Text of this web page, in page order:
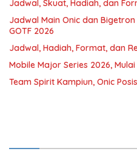
Jadwal, Skuat, Hadiah, dan
Jadwal Main Onic dan
GOTF 2026
Jadwal, Hadiah, Format, dan
Mobile Major Series 2026,
Team Spirit Kampiun, Onic